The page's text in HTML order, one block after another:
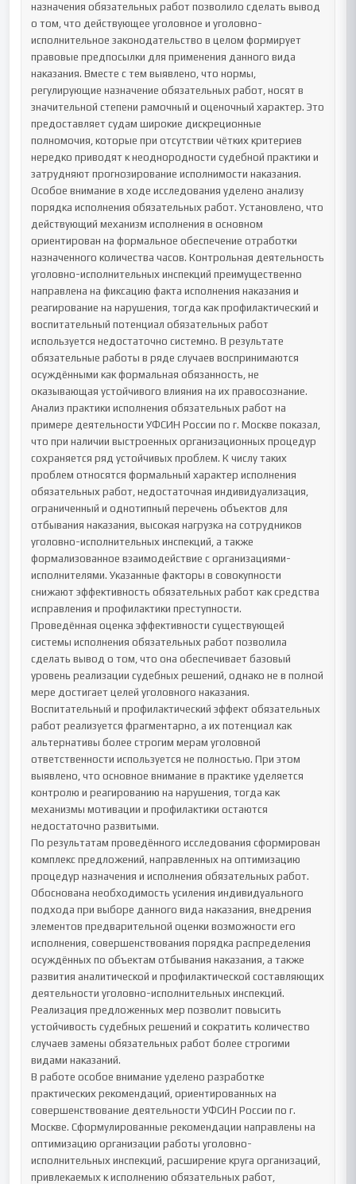
назначения обязательных работ позволило сделать вывод
о том, что действующее уголовное и уголовно-
исполнительное законодательство в целом формирует
правовые предпосылки для применения данного вида
наказания. Вместе с тем выявлено, что нормы,
регулирующие назначение обязательных работ, носят в
значительной степени рамочный и оценочный характер. Это
предоставляет судам широкие дискреционные
полномочия, которые при отсутствии чётких критериев
нередко приводят к неоднородности судебной практики и
затрудняют прогнозирование исполнимости наказания.
Особое внимание в ходе исследования уделено анализу
порядка исполнения обязательных работ. Установлено, что
действующий механизм исполнения в основном
ориентирован на формальное обеспечение отработки
назначенного количества часов. Контрольная деятельность
уголовно-исполнительных инспекций преимущественно
направлена на фиксацию факта исполнения наказания и
реагирование на нарушения, тогда как профилактический и
воспитательный потенциал обязательных работ
используется недостаточно системно. В результате
обязательные работы в ряде случаев воспринимаются
осуждёнными как формальная обязанность, не
оказывающая устойчивого влияния на их правосознание.
Анализ практики исполнения обязательных работ на
примере деятельности УФСИН России по г. Москве показал,
что при наличии выстроенных организационных процедур
сохраняется ряд устойчивых проблем. К числу таких
проблем относятся формальный характер исполнения
обязательных работ, недостаточная индивидуализация,
ограниченный и однотипный перечень объектов для
отбывания наказания, высокая нагрузка на сотрудников
уголовно-исполнительных инспекций, а также
формализованное взаимодействие с организациями-
исполнителями. Указанные факторы в совокупности
снижают эффективность обязательных работ как средства
исправления и профилактики преступности.
Проведённая оценка эффективности существующей
системы исполнения обязательных работ позволила
сделать вывод о том, что она обеспечивает базовый
уровень реализации судебных решений, однако не в полной
мере достигает целей уголовного наказания.
Воспитательный и профилактический эффект обязательных
работ реализуется фрагментарно, а их потенциал как
альтернативы более строгим мерам уголовной
ответственности используется не полностью. При этом
выявлено, что основное внимание в практике уделяется
контролю и реагированию на нарушения, тогда как
механизмы мотивации и профилактики остаются
недостаточно развитыми.
По результатам проведённого исследования сформирован
комплекс предложений, направленных на оптимизацию
процедур назначения и исполнения обязательных работ.
Обоснована необходимость усиления индивидуального
подхода при выборе данного вида наказания, внедрения
элементов предварительной оценки возможности его
исполнения, совершенствования порядка распределения
осуждённых по объектам отбывания наказания, а также
развития аналитической и профилактической составляющих
деятельности уголовно-исполнительных инспекций.
Реализация предложенных мер позволит повысить
устойчивость судебных решений и сократить количество
случаев замены обязательных работ более строгими
видами наказаний.
В работе особое внимание уделено разработке
практических рекомендаций, ориентированных на
совершенствование деятельности УФСИН России по г.
Москве. Сформулированные рекомендации направлены на
оптимизацию организации работы уголовно-
исполнительных инспекций, расширение круга организаций,
привлекаемых к исполнению обязательных работ,